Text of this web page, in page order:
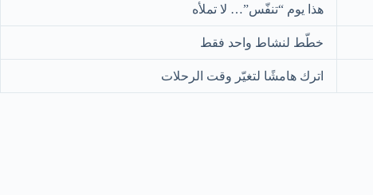
هذا يوم “تنفّس”… لا تملأه
خطّط لنشاط واحد فقط
اترك هامشًا لتغيّر وقت الرحلات